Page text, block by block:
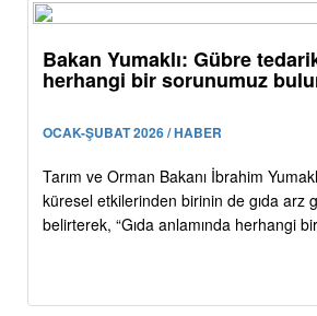
Bakan Yumaklı: Gübre
herhangi bir sorunumuz
OCAK-ŞUBAT 2026 / HABER
Tarım ve Orman Bakanı İbrahim
küresel etkilerinden birinin de gıda arz
belirterek, “Gıda anlamında herhangi